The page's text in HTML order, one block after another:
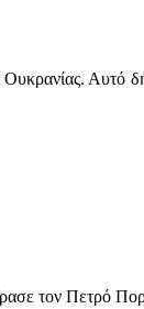
Αυτό
τον Πετρό